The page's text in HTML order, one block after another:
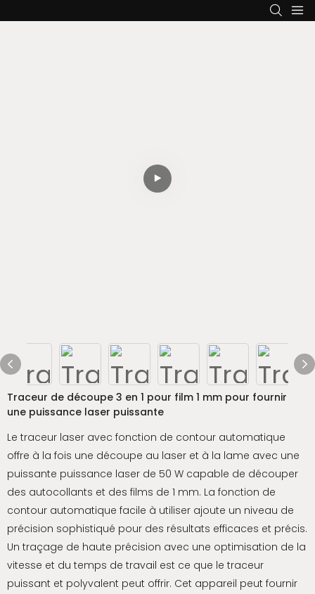
Traceur de découpe 3 en 1 pour film 1 mm pour fournir
une puissance laser puissante
Le traceur laser avec fonction de contour automatique
offre à la fois une découpe au laser et à la lame avec une
puissante puissance laser de 50 W capable de découper
des autocollants et des films de 1 mm. La fonction de
contour automatique facile à utiliser ajoute un niveau de
précision sophistiqué pour des résultats efficaces et précis.
Un traçage de haute précision avec une optimisation de la
vitesse et du temps de travail est ce que le traceur
puissant et polyvalent peut offrir. Cet appareil peut fournir